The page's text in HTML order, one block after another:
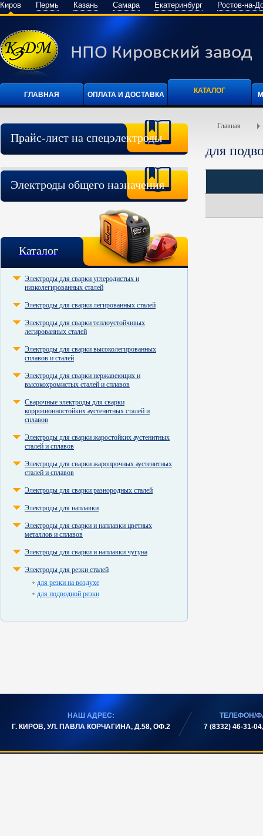
Киров Пермь Казань Самара Екатеринбург Ростов-на-
ГЛАВНАЯ ОПЛАТА И ДОСТАВКА КАТАЛОГ
Прайс-лист на спецэлектроды
Электроды общего назначения
Каталог
Электроды для сварки углеродистых и
низколегированных сталей
Электроды для сварки легированных сталей
Электроды для сварки теплоустойчивых
легированных сталей
Электроды для сварки высоколегированных
сплавов и сталей
Электроды для сварки нержавеющих и
высокохромистых сталей и сплавов
Сварочные электроды для сварки
коррозионностойких аустенитных сталей и
сплавов
Электроды для сварки жаростойких аустенитных
сталей и сплавов
Электроды для сварки жаропрочных аустенитных
сталей и сплавов
Электроды для сварки разнородных сталей
Электроды для наплавки
Электроды для сварки и наплавки цветных
металлов и сплавов
Электроды для сварки и наплавки чугуна
Электроды для резки сталей
для резки на воздухе
для подводной резки
Главная
для
НАШ АДРЕС:
Г. КИРОВ, УЛ. ПАВЛА КОРЧАГИНА, Д.58, ОФ.2
ТЕЛЕФОН/
7 (8332) 46-31-